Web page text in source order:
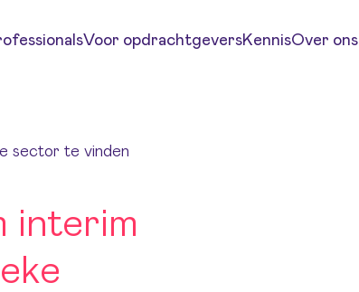
Voor opdrachtgeversKennisOver ons
sector te vinden
interim